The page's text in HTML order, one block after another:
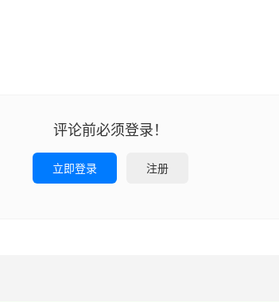
评论前必须登录！
立即登录 注册